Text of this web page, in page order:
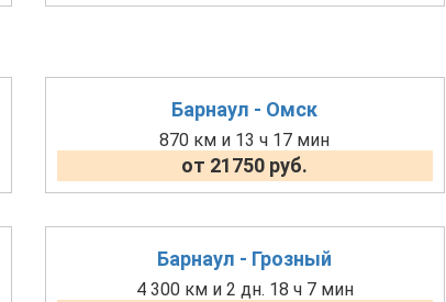
Барнаул - Омск
870 км и 13 ч 17 мин
от 21750 руб.
Барнаул - Грозный
4 300 км и 2 дн. 18 ч 7 мин